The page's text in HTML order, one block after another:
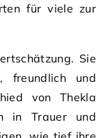
für viele zur
Sie
freundlich und
von Thekla
in Trauer und